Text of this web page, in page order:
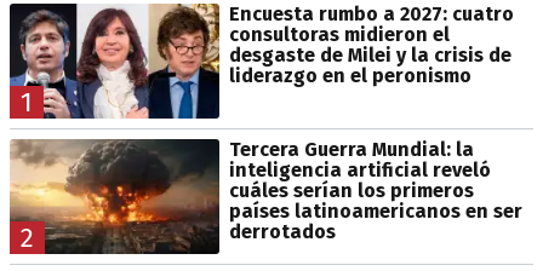
1
Encuesta rumbo a 2027: cuatro
consultoras midieron el
desgaste de Milei y la crisis de
liderazgo en el peronismo
2
Tercera Guerra Mundial: la
inteligencia artificial reveló
cuáles serían los primeros
países latinoamericanos en ser
derrotados